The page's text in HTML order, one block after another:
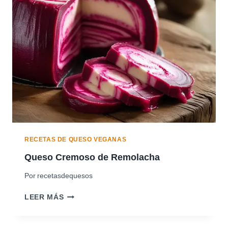
N
U
T
O
S
(
P
E
R
F
E
A
A
A
M
I
V
E
G
A
N
O
RECETAS DE QUESO VEGANAS
Queso Cremoso de Remolacha
Por recetasdequesos
LEER MÁSQ